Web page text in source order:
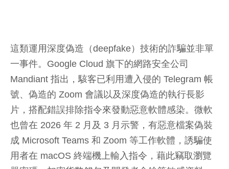
這類運用深度偽造（deepfake）技術的詐騙並非單
一事件。Google Cloud 旗下的網路安全公司
Mandiant 指出，駭客已利用遭入侵的 Telegram 帳
號、偽造的 Zoom 會議以及深度偽造的執行長影
片，搭配錯誤排除指令來發動惡意軟體感染。微軟
也曾在 2026 年 2 月及 3 月示警，有惡意檔案偽裝
成 Microsoft Teams 和 Zoom 等工作軟體，誘騙使
用者在 macOS 終端機上輸入指令，藉此竊取瀏覽